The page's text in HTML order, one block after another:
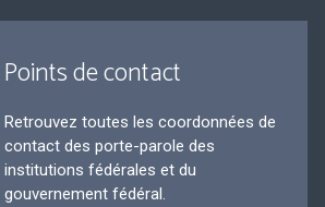
Points de contact
Retrouvez toutes les coordonnées de
contact des porte-parole des
institutions fédérales et du
gouvernement fédéral.